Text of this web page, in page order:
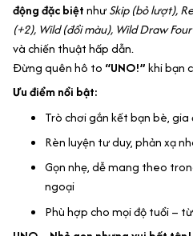
động đặc biệtnhưSkip (bỏ lượt),
(+2), Wild (đổi màu), Wild Draw
và chiến thuật hấp dẫn.
Đừng quên hô to “UNO!”khi bạn
Ưu điểm nổi bật:
Trò chơi gắn kết bạn bè, gia
Rèn luyện tư duy, phản xạ
Gọn nhẹ, dễ mang theo
ngoại
Phù hợp cho mọi độ tuổi –